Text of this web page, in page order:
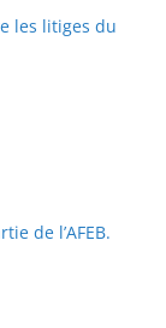
les litiges du
de l’AFEB.